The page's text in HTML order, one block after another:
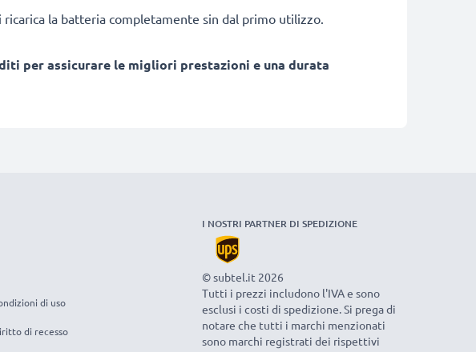
la batteria completamente sin dal primo utilizzo.
per assicurare le migliori prestazioni e una durata
di uso
di recesso
I NOSTRI PARTNER DI SPEDIZIONE
© subtel.it 2026
Tutti i prezzi includono l'IVA e sono
esclusi i costi di spedizione. Si prega di
notare che tutti i marchi menzionati
sono marchi registrati dei rispettivi